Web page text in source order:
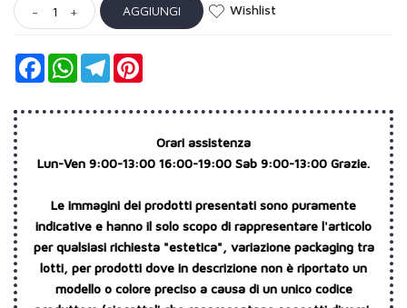
- + AGGIUNGI Wishlist
FacebookWhatsAppTelegram
Orari assistenza
Lun-Ven 9:00-13:00 16:00-19:00 Sab 9:00-13:00 Grazie.
Le immagini dei prodotti presentati sono puramente
indicative e hanno il solo scopo di rappresentare l'articolo
per qualsiasi richiesta "estetica", variazione packaging tra
lotti, per prodotti dove in descrizione non è riportato un
modello o colore preciso a causa di un unico codice